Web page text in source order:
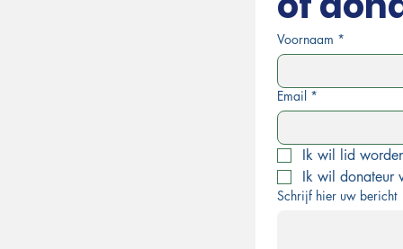
Voornaam *
Email *
Ik wil lid
Ik wil donateur
Schrijf hier uw bericht